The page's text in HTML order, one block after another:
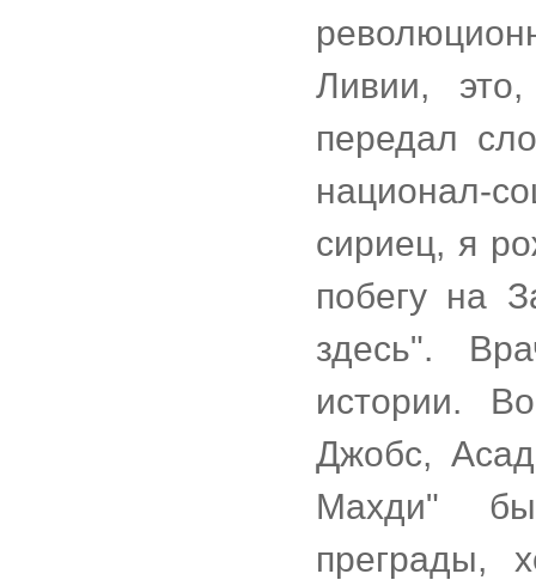
Ливии,
передал
национал-
сириец, я
побегу на
здесь".
истории.
Джобс,
Махди"
преграды,